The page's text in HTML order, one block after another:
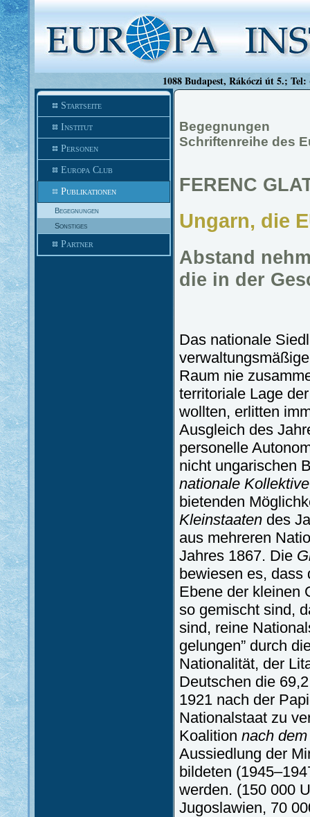
1088 Budapest, Rákóczi út 5.;
Startseite
Institut
Personen
Europa Club
Publikationen
Begegnungen
Sonstiges
Partner
Begegnungen
Schriftenreihe des
FERENC
Ungarn, die
Abstand
die in der
Das nationale
Raum nie
territoriale Lage
wollten, erlitten
Ausgleich des
personelle
nicht ungarischen
nationale
bietenden
Kleinstaaten des
aus mehreren
Jahres 1867. Die
bewiesen es, dass
Ebene der kleinen
so gemischt sind,
sind, reine
gelungen” durch
Nationalität, der
Deutschen die
1921 nach der
Nationalstaat zu
Koalition nach
Aussiedlung der
bildeten
werden. (150 000
Jugoslawien, 70